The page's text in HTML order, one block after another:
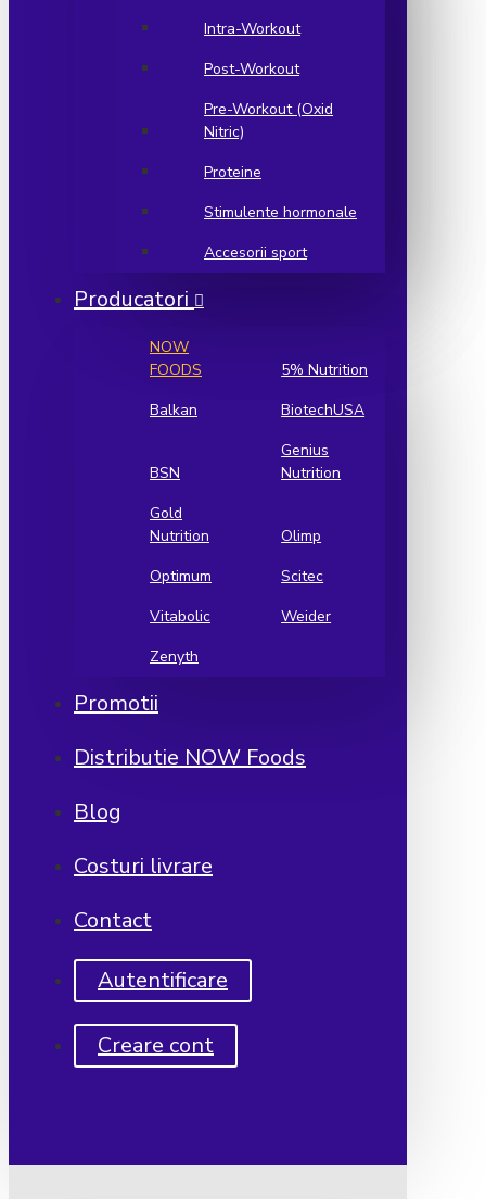
Intra-Workout
Post-Workout
Pre-Workout (Oxid
Nitric)
Proteine
Stimulente hormonale
Accesorii sport
Producatori
NOW
FOODS
5% Nutrition
Balkan
BiotechUSA
BSN
Genius
Nutrition
Gold
Nutrition
Olimp
Optimum
Scitec
Vitabolic
Weider
Zenyth
Promotii
Distributie NOW Foods
Blog
Costuri livrare
Contact
Autentificare
Creare cont